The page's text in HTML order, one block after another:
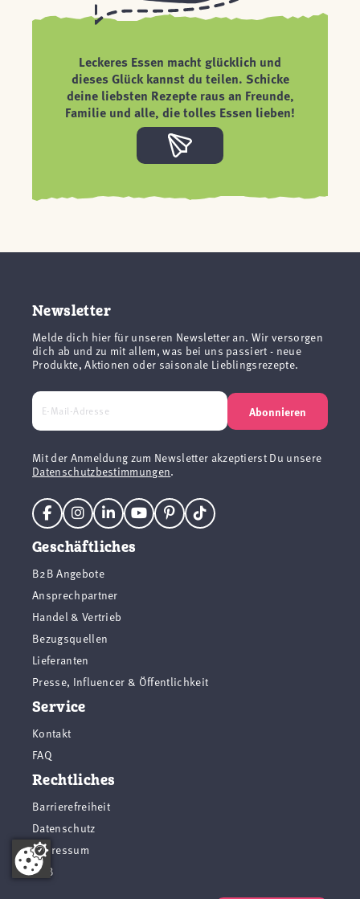
Leckeres Essen macht glücklich und
dieses Glück kannst du teilen. Schicke
deine liebsten Rezepte raus an Freunde,
Familie und alle, die tolles Essen lieben!
Newsletter
Melde dich hier für unseren Newsletter an. Wir versorgen
dich ab und zu mit allem, was bei uns passiert - neue
Produkte, Aktionen oder saisonale Lieblingsrezepte.
Abonnieren
Mit der Anmeldung zum Newsletter akzeptierst Du unsere
Datenschutzbestimmungen.
Geschäftliches
B2B Angebote
Ansprechpartner
Handel & Vertrieb
Bezugsquellen
Lieferanten
Presse, Influencer & Öffentlichkeit
Service
Kontakt
FAQ
Rechtliches
Barrierefreiheit
Datenschutz
Impressum
AGB